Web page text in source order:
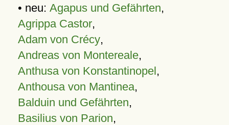
• neu: Agapus und Gefährten,
Agrippa Castor,
Adam von Crécy,
Andreas von Montereale,
Anthusa von Konstantinopel,
Anthousa von Mantinea,
Balduin und Gefährten,
Basilius von Parion,